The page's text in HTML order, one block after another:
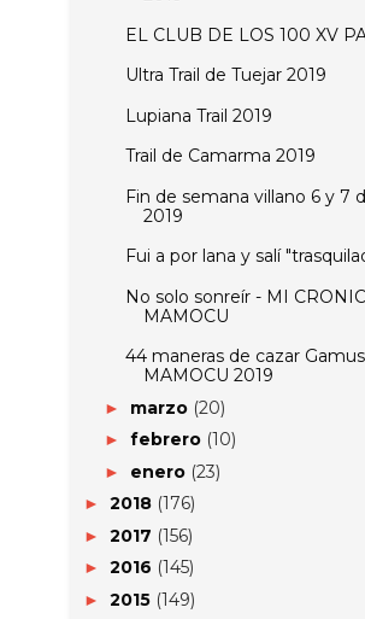
EL CLUB DE LOS 100 XV
Ultra Trail de Tuejar 2019
Lupiana Trail 2019
Trail de Camarma 2019
Fin de semana villano 6 y 7
2019
Fui a por lana y salí
No solo sonreír - MI
MAMOCU
44 maneras de cazar
MAMOCU 2019
► marzo (20)
► febrero (10)
► enero (23)
► 2018 (176)
► 2017 (156)
► 2016 (145)
► 2015 (149)